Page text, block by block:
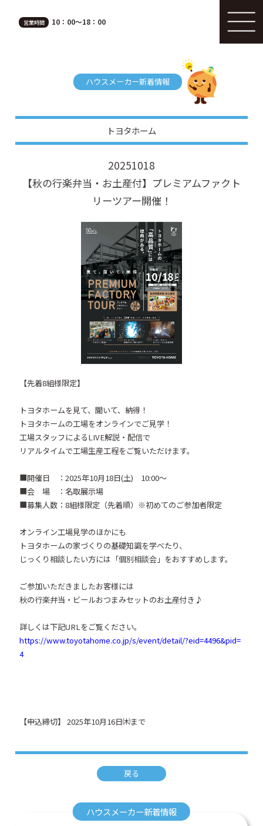
営業時間 10：00～18：00
ハウスメーカー新着情報
トヨタホーム
20251018
【秋の行楽弁当・お土産付】プレミアムファクト
リーツアー開催！
【先着8組様限定】
トヨタホームを見て、聞いて、納得！
トヨタホームの工場をオンラインでご見学！
工場スタッフによるLIVE解説・配信で
リアルタイムで工場生産工程をご覧いただけます。
■開催日 ：2025年10月18日(土) 10:00～
■会 場 ：名取展示場
■募集人数：8組様限定（先着順）※初めてのご参加者限定
オンライン工場見学のほかにも
トヨタホームの家づくりの基礎知識を学べたり、
じっくり相談したい方には「個別相談会」をおすすめします。
ご参加いただきましたお客様には
秋の行楽弁当・ビールおつまみセットのお土産付き♪
詳しくは下記URLをご覧ください。
https://www.toyotahome.co.jp/s/event/detail/?eid=4496&pid=
4
【申込締切】 2025年10月16日㈭まで
戻る
ハウスメーカー新着情報